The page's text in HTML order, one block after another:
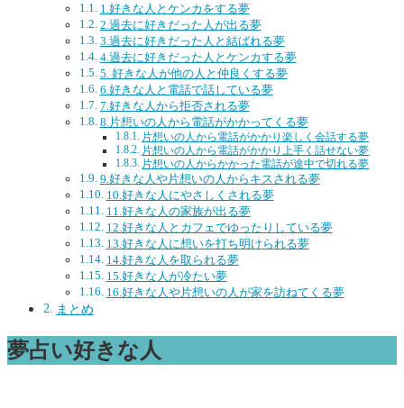
1.好きな人とケンカをする夢
2.過去に好きだった人が出る夢
3.過去に好きだった人と結ばれる夢
4.過去に好きだった人とケンカする夢
5. 好きな人が他の人と仲良くする夢
6.好きな人と電話で話している夢
7.好きな人から拒否される夢
8.片想いの人から電話がかかってくる夢
片想いの人から電話がかかり楽しく会話する夢
片想いの人から電話がかかり上手く話せない夢
片想いの人からかかった電話が途中で切れる夢
9.好きな人や片想いの人からキスされる夢
10.好きな人にやさしくされる夢
11.好きな人の家族が出る夢
12.好きな人とカフェでゆったりしている夢
13.好きな人に想いを打ち明けられる夢
14.好きな人を取られる夢
15.好きな人が冷たい夢
16.好きな人や片想いの人が家を訪ねてくる夢
まとめ
夢占い好きな人